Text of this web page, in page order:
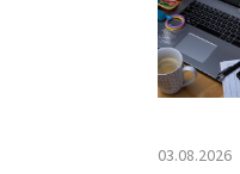
03.08.2026